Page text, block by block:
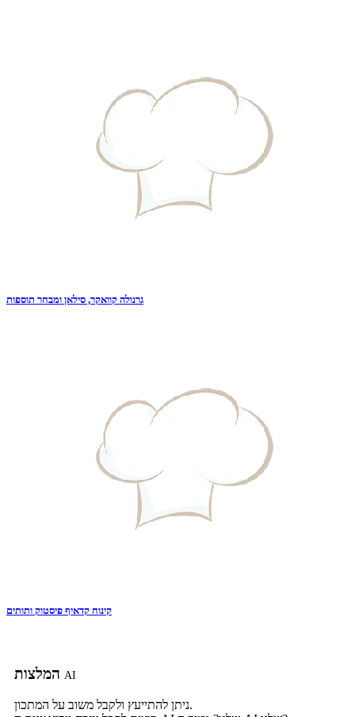
גרנולה קוואקר, סילאן ומבחר תוספות
קינוח קדאיף פיסטוק ותותים
AI
ניתן להתייעץ ולקבל משוב על המתכון.